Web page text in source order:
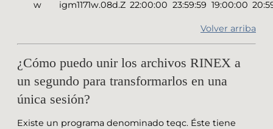
w
igm1171w.08d.Z 22:00:00 23:59:59 19:00:00
Volver arriba
¿Cómo puedo unir los archivos RINEX a
un segundo para transformarlos en una
única sesión?
Existe un programa denominado teqc. Éste tiene